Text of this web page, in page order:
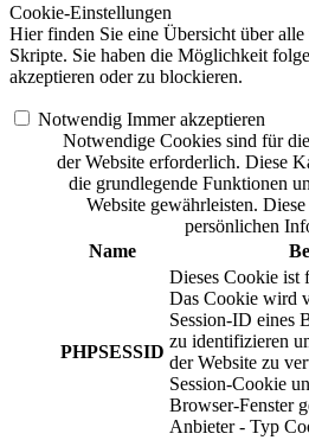
Cookie-Einstellungen
Hier finden Sie eine Übersicht über
Skripte. Sie haben die Möglichkeit
akzeptieren oder zu blockieren.
Notwendig Immer akzeptieren
Notwendige Cookies sind für
der Website erforderlich. Diese
die grundlegende Funktionen
Website gewährleisten.
persönlichen
Name
PHPSESSID
Dieses Cookie ist
Das Cookie wird
Session-ID eines
zu identifizieren
der Website zu
Session-Cookie
Browser-Fenster
Anbieter - Typ